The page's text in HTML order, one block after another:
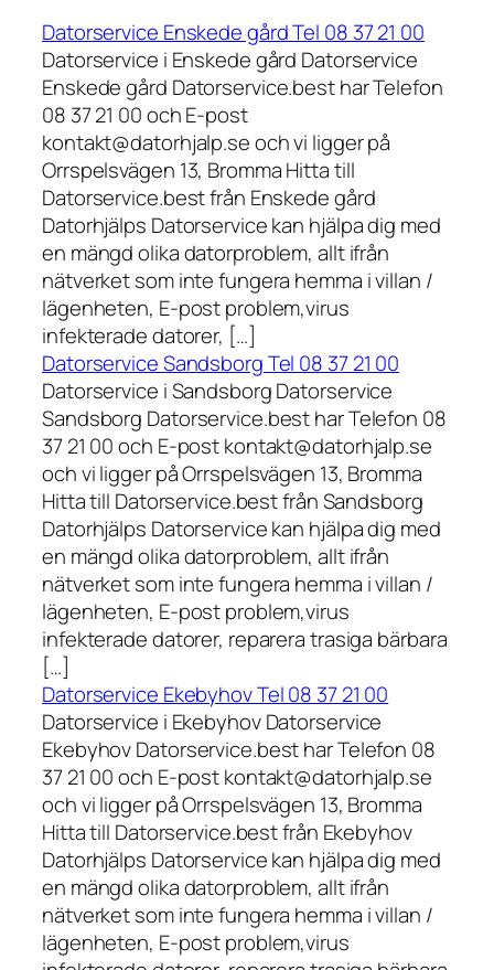
Datorservice Enskede gård Tel 08 37 21 00
Datorservice i Enskede gård Datorservice
Enskede gård Datorservice.best har Telefon
08 37 21 00 och E-post
kontakt@datorhjalp.se och vi ligger på
Orrspelsvägen 13, Bromma Hitta till
Datorservice.best från Enskede gård
Datorhjälps Datorservice kan hjälpa dig med
en mängd olika datorproblem, allt ifrån
nätverket som inte fungera hemma i villan /
lägenheten, E-post problem,virus
infekterade datorer, […]
Datorservice Sandsborg Tel 08 37 21 00
Datorservice i Sandsborg Datorservice
Sandsborg Datorservice.best har Telefon 08
37 21 00 och E-post kontakt@datorhjalp.se
och vi ligger på Orrspelsvägen 13, Bromma
Hitta till Datorservice.best från Sandsborg
Datorhjälps Datorservice kan hjälpa dig med
en mängd olika datorproblem, allt ifrån
nätverket som inte fungera hemma i villan /
lägenheten, E-post problem,virus
infekterade datorer, reparera trasiga bärbara
[…]
Datorservice Ekebyhov Tel 08 37 21 00
Datorservice i Ekebyhov Datorservice
Ekebyhov Datorservice.best har Telefon 08
37 21 00 och E-post kontakt@datorhjalp.se
och vi ligger på Orrspelsvägen 13, Bromma
Hitta till Datorservice.best från Ekebyhov
Datorhjälps Datorservice kan hjälpa dig med
en mängd olika datorproblem, allt ifrån
nätverket som inte fungera hemma i villan /
lägenheten, E-post problem,virus